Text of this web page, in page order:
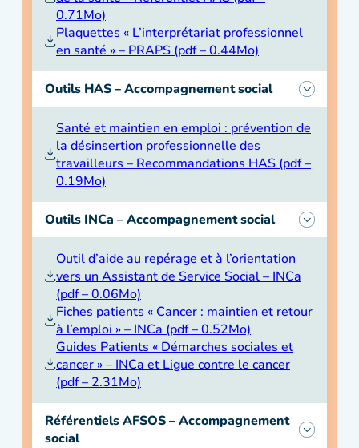
0.71Mo)
Plaquettes « L’interprétariat professionnel
en santé » – PRAPS (pdf – 0.44Mo)
Outils HAS – Accompagnement social
Santé et maintien en emploi : prévention de
la désinsertion professionnelle des
travailleurs – Recommandations HAS (pdf –
0.19Mo)
Outils INCa – Accompagnement social
Outil d’aide au repérage et à l’orientation
vers un Assistant de Service Social – INCa
(pdf – 0.06Mo)
Fiches patients « Cancer : maintien et retour
à l’emploi » – INCa (pdf – 0.52Mo)
Guides Patients « Démarches sociales et
cancer » – INCa et Ligue contre le cancer
(pdf – 2.31Mo)
Référentiels AFSOS – Accompagnement
social